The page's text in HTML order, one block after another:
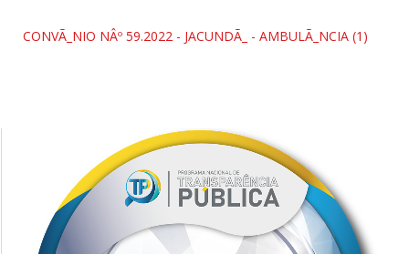
CONVÃ_NIO NÂº 59.2022 - JACUNDÃ_ - AMBULÃ_NCIA (1)